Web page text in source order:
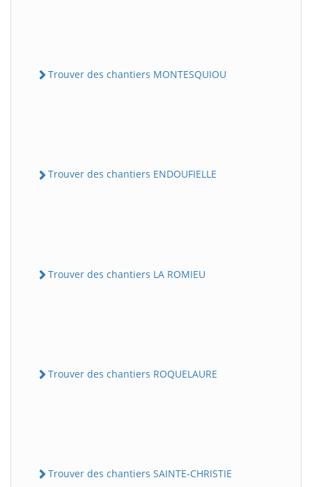
Trouver des chantiers MONTESQUIOU
Trouver des chantiers ENDOUFIELLE
Trouver des chantiers LA ROMIEU
Trouver des chantiers ROQUELAURE
Trouver des chantiers SAINTE-CHRISTIE